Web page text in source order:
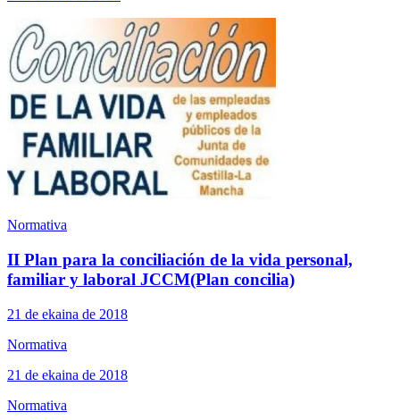
Normativa
II Plan para la conciliación de la vida personal,
familiar y laboral JCCM(Plan concilia)
21 de ekaina de 2018
Normativa
21 de ekaina de 2018
Normativa